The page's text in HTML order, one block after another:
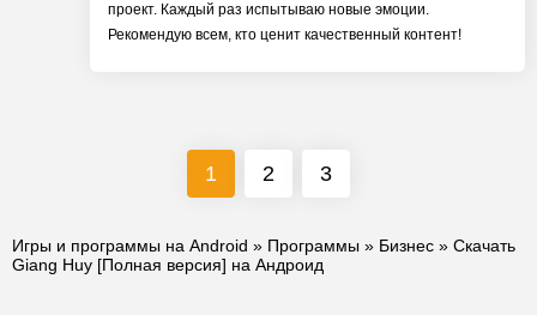
проект. Каждый раз испытываю новые эмоции.
Рекомендую всем, кто ценит качественный контент!
1 2 3
Игры и программы на Android » Программы » Бизнес » Скачать
Giang Huy [Полная версия] на Андроид